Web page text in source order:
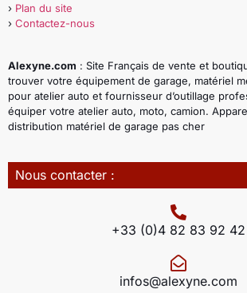
› Plan du site
› Contactez-nous
Alexyne.com : Site Français de vente et
trouver votre équipement de garage, matériel
pour atelier auto et fournisseur d’outillage
équiper votre atelier auto, moto, camion.
distribution matériel de garage pas cher
Nous contacter :
+33 (0)4 82 83 92 42
infos@alexyne.com